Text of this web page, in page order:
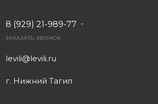
8 (929) 21-989-77
ЗАКАЗАТЬ ЗВОНОК
levili@levili.ru
г. Нижний Тагил